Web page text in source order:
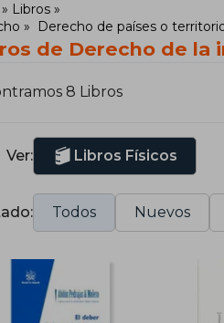
Libros
Derecho de países o
de Derecho de la
8 Libros
Ver: Libros Físicos
Todos Nuevos